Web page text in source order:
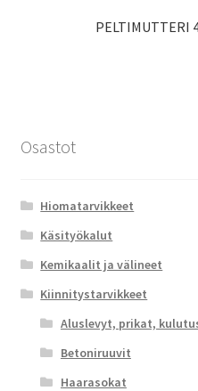
PELTIMUTTERI
Osastot
Hiomatarvikkeet
Käsityökalut
Kemikaalit ja välineet
Kiinnitystarvikkeet
Aluslevyt, prikat,
Betoniruuvit
Haarasokat